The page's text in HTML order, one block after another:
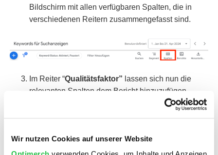
Wir nutzen Cookies auf unserer Website
Bildschirm mit allen verfügbaren Spalten, die in
verschiedenen Reitern zusammengefasst sind.
Im Reiter “Qualitätsfaktor” lassen sich nun die
relevanten Spalten dem Bericht hinzuzufügen.
Nach einem Klick auf “Übernehmen” erscheinen die
Spalten nun im Bericht.